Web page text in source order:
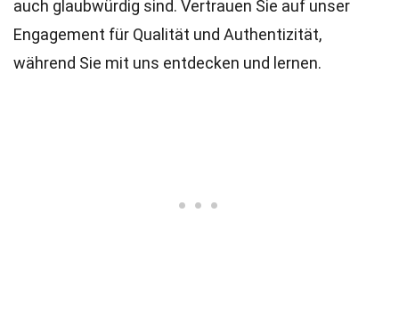
auch glaubwürdig sind. Vertrauen Sie auf unser
Engagement für Qualität und Authentizität,
während Sie mit uns entdecken und lernen.